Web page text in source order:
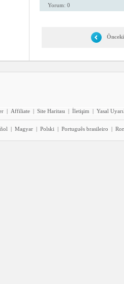
Yorum: 0
Önceki
| Affiliate | Site Haritası | İletişim | Yasal
| Magyar | Polski | Português brasileiro |